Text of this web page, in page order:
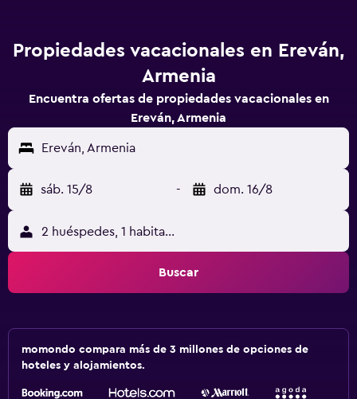
Propiedades vacacionales en Ereván,
Armenia
Encuentra ofertas de propiedades vacacionales en
Ereván, Armenia
Ereván, Armenia
sáb. 15/8 - dom. 16/8
2 huéspedes, 1 habitación
Buscar
momondo compara más de 3 millones de opciones de
hoteles y alojamientos.